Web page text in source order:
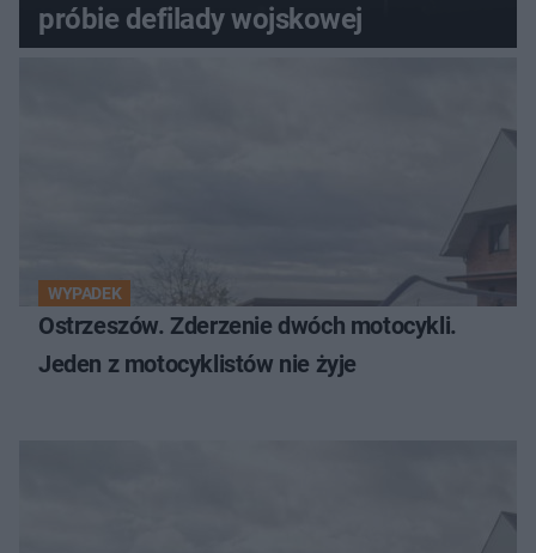
próbie defilady wojskowej
WYPADEK
Ostrzeszów. Zderzenie dwóch motocykli.
Jeden z motocyklistów nie żyje